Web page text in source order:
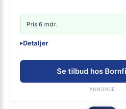
Pris 6 mdr.
▸Detaljer
Garanteret 900/900
En fremtidssikret forbindelse
Se tilbud hos
ANNONCE